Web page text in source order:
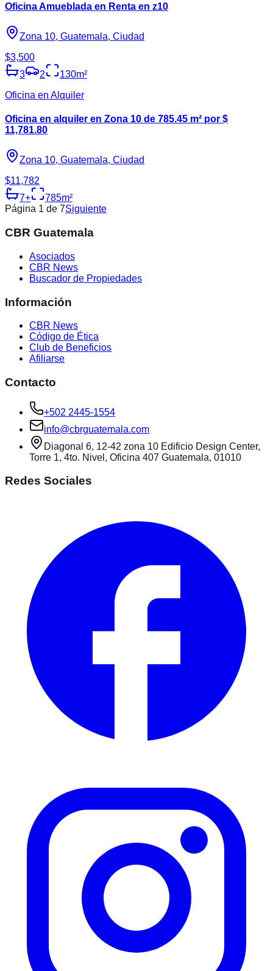
Oficina Amueblada en Renta en z10
Zona 10, Guatemala, Ciudad
$3,500
3
2 130m²
Oficina en Alquiler
Oficina en alquiler en Zona 10 de 785.45 m² por $
11,781.80
Zona 10, Guatemala, Ciudad
$11,782
7+ 785m²
Página 1 de 7Siguiente
CBR Guatemala
Asociados
CBR News
Buscador de Propiedades
Información
CBR News
Código de Ética
Club de Beneficios
Afiliarse
Contacto
+502 2445-1554
info@cbrguatemala.com
Diagonal 6, 12-42 zona 10 Edificio Design Center,
Torre 1, 4to. Nivel, Oficina 407 Guatemala, 01010
Redes Sociales